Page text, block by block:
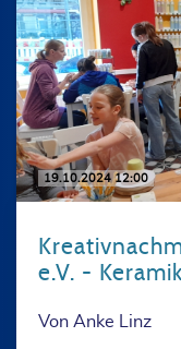
19.10.2024 12:00
e.V. -
Von Anke Linz